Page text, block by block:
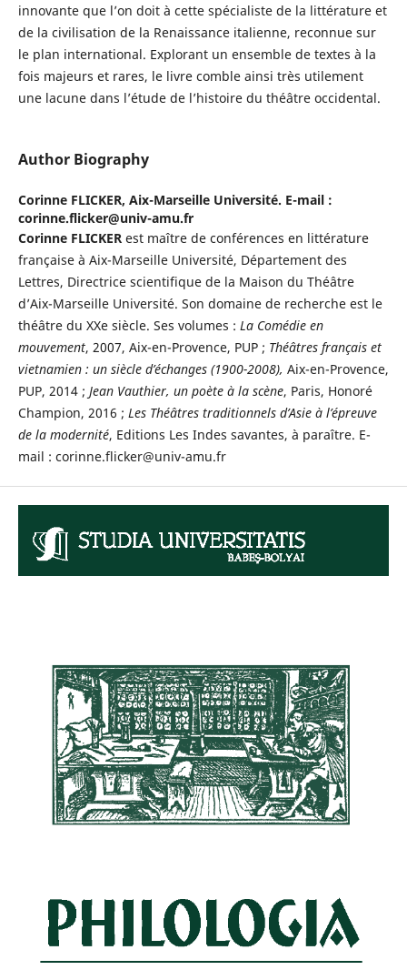
innovante que l’on doit à cette spécialiste de la littérature et
de la civilisation de la Renaissance italienne, reconnue sur
le plan international. Explorant un ensemble de textes à la
fois majeurs et rares, le livre comble ainsi très utilement
une lacune dans l’étude de l’histoire du théâtre occidental.
Author Biography
Corinne FLICKER, Aix-Marseille Université. E-mail :
corinne.flicker@univ-amu.fr
Corinne FLICKERest maître de conférences en littérature
française à Aix-Marseille Université, Département des
Lettres, Directrice scientifique de la Maison du Théâtre
d’Aix-Marseille Université. Son domaine de recherche est le
théâtre du XXe siècle. Ses volumes : La Comédie en
mouvement, 2007, Aix-en-Provence, PUP ; Théâtres français et
vietnamien : un siècle d’échanges (1900-2008), Aix-en-Provence,
PUP, 2014 ; Jean Vauthier, un poète à la scène, Paris, Honoré
Champion, 2016 ; Les Théâtres traditionnels d’Asie à l’épreuve
de la modernité, Editions Les Indes savantes, à paraître. E-
mail : corinne.flicker@univ-amu.fr